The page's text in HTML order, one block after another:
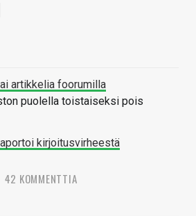
artikkelia foorumilla
puolella toistaiseksi pois
kirjoitusvirheestä
42 KOMMENTTIA